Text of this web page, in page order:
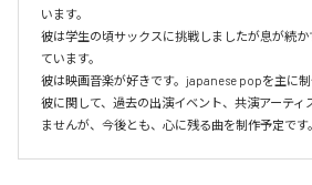
います。
彼は学生の頃サックスに挑戦しましたが息が続
ています。
彼は映画音楽が好きです。japanese popを主に制
彼に関して、過去の出演イベント、共演アーティ
ませんが、今後とも、心に残る曲を制作予定です。